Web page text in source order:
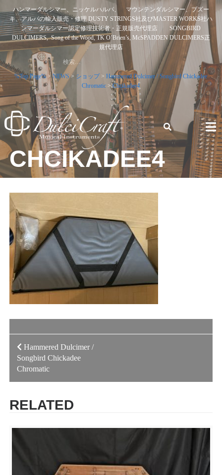
to
content
ハンマーダルシマー、ニッケルハルパ、 マウンテンダルシマー、ブズー
キ、アルパの輸入販売・修理 DUSTY STRINGS社及びMASTER WORKS社ハ
ンマーダルシマー認定修理技術者・正規販売代理店 SONGBIRD
DULCIMERS, Song of the Wood, TK O’Brien’s, McSPADDEN DULCIMERS正
規代理店
索:
%Top Page% >NEWS> ショップ>Hammered Dulcimer / Songbird Chickadee
Chromatic >Chcikadee4
ハンマーダルシマー、ニッケルハルパ、 マウンテンダルシ
マー、ブズーキ、アルパの輸入販売・修理 DUSTY STRINGS
社及びMASTER WORKS社ハンマーダルシマー認定修理技術
THE WOOD, TK O’BRIEN’S, MCSPADDEN DULCIMERS正規
代理店
CHCIKADEE4
投
稿
ナ
ビ
Hammered Dulcimer /
Songbird Chickadee
Chromatic
RELATED